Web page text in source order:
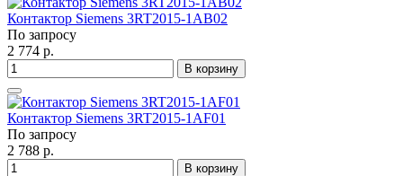
Контактор Siemens 3RT2015-1AB02
По запросу
2 774 р.
В корзину
Контактор Siemens 3RT2015-1AF01
По запросу
2 788 р.
В корзину